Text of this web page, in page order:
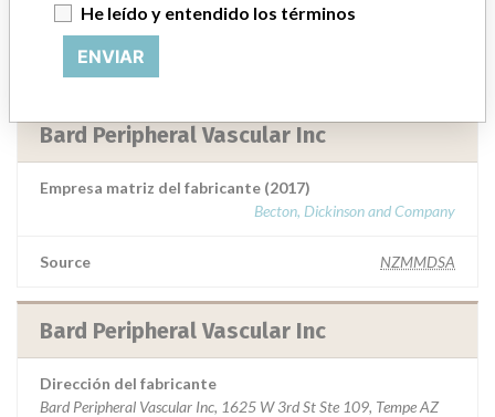
nombre similar
Más información acerca de la data
Bard Peripheral Vascular Inc
Empresa matriz del fabricante (2017)
Becton, Dickinson and Company
Source NZMMDSA
Bard Peripheral Vascular Inc
Dirección del fabricante
Bard Peripheral Vascular Inc, 1625 W 3rd St Ste 109, Tempe AZ
He leído y entendido los términos
ENVIAR